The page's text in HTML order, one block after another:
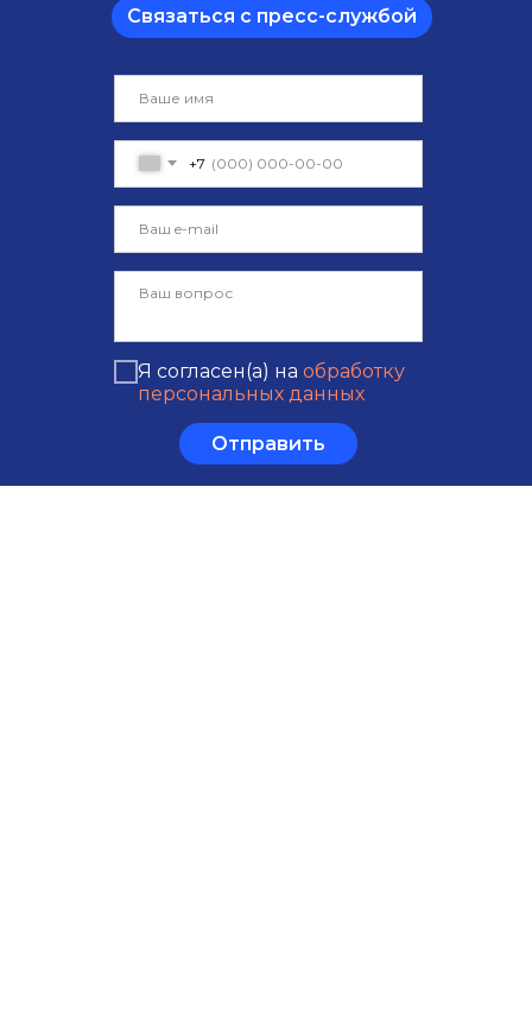
+7
Я согласен(а) на обработку
персональных данных
Отправить
Связаться с пресс-службой